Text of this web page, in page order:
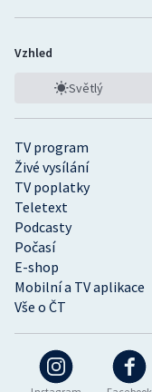
TV program
Živé vysílání
TV poplatky
Teletext
Podcasty
Počasí
E-shop
Mobilní a TV aplikace
Vše o ČT
Vzhled
Světlý